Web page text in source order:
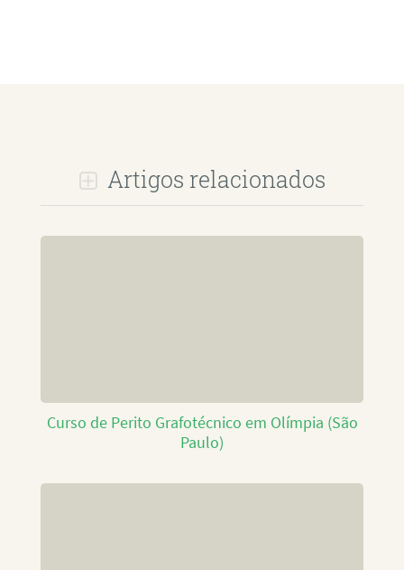
Artigos relacionados
Curso de Perito Grafotécnico em Olímpia (São
Paulo)